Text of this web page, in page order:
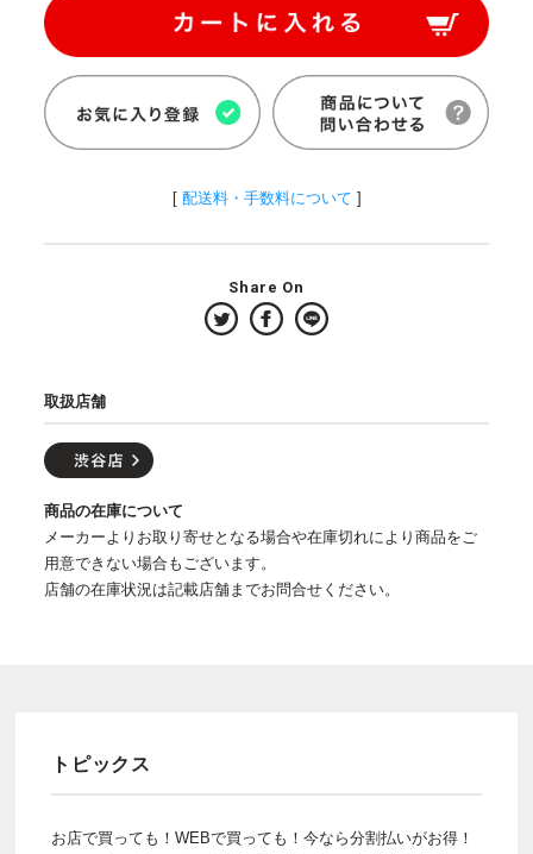
[ 配送料・手数料について ]
Share On
取扱店舗
商品の在庫について
メーカーよりお取り寄せとなる場合や在庫切れにより商品をご
用意できない場合もございます。
店舗の在庫状況は記載店舗までお問合せください。
トピックス
お店で買っても！WEBで買っても！今なら分割払いがお得！